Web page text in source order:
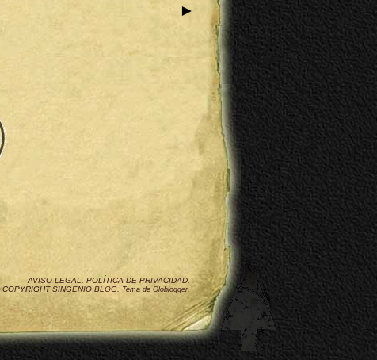
►
AVISO LEGAL POLÍTICA DE PRIVACIDAD
COPYRIGHTSINGENIO BLOG Tema de Oloblogger.